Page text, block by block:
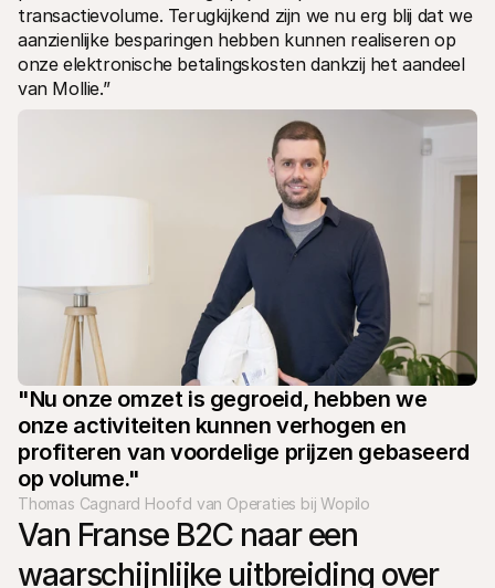
transactievolume. Terugkijkend zijn we nu erg blij dat we
aanzienlijke besparingen hebben kunnen realiseren op
onze elektronische betalingskosten dankzij het aandeel
van Mollie.”
"Nu onze omzet is gegroeid, hebben we
onze activiteiten kunnen verhogen en
profiteren van voordelige prijzen gebaseerd
op volume."
Thomas Cagnard Hoofd van Operaties bij Wopilo
Van Franse B2C naar een
waarschijnlijke uitbreiding over